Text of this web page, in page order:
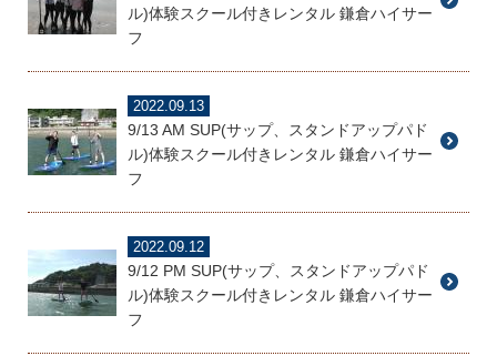
ル)体験スクール付きレンタル 鎌倉ハイサー
フ
2022.09.13
9/13 AM SUP(サップ、スタンドアップパド
ル)体験スクール付きレンタル 鎌倉ハイサー
フ
2022.09.12
9/12 PM SUP(サップ、スタンドアップパド
ル)体験スクール付きレンタル 鎌倉ハイサー
フ